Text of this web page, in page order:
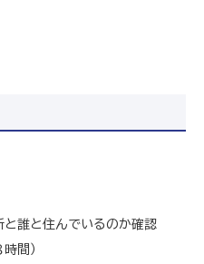
誰と住んでいるのか確認
間）